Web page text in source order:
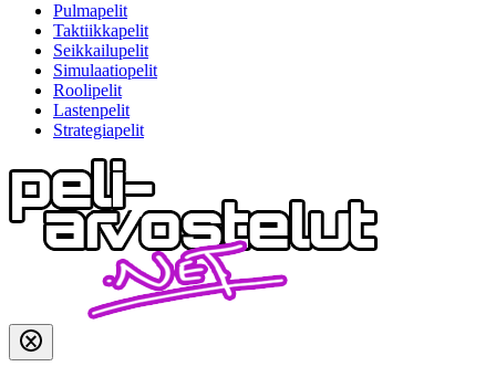
Pulmapelit
Taktiikkapelit
Seikkailupelit
Simulaatiopelit
Roolipelit
Lastenpelit
Strategiapelit